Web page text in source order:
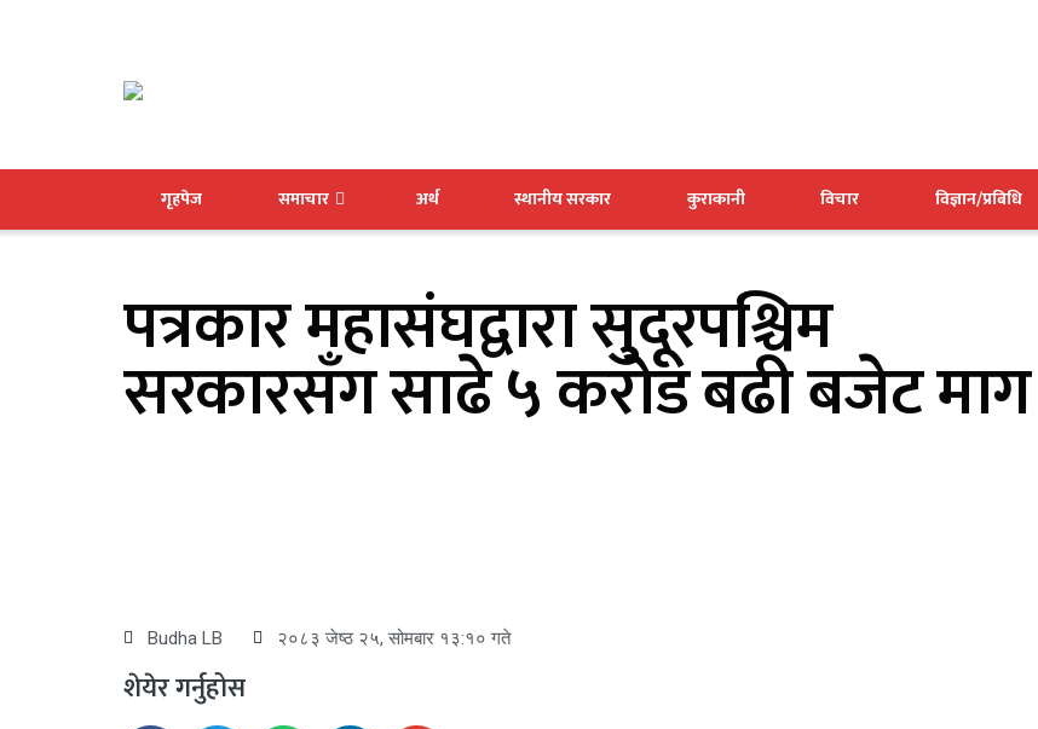
गृहपेज समाचार अर्थ स्थानीय सरकार कुराकानी विचार विज्ञान/प्रबिधि
पत्रकार महासंघद्वारा सुदूरपश्चिम
सरकारसँग साढे ५ करोड बढी बजेट माग
Budha LB २०८३ जेष्ठ २५, सोमबार १३:१० गते
शेयेर गर्नुहोस